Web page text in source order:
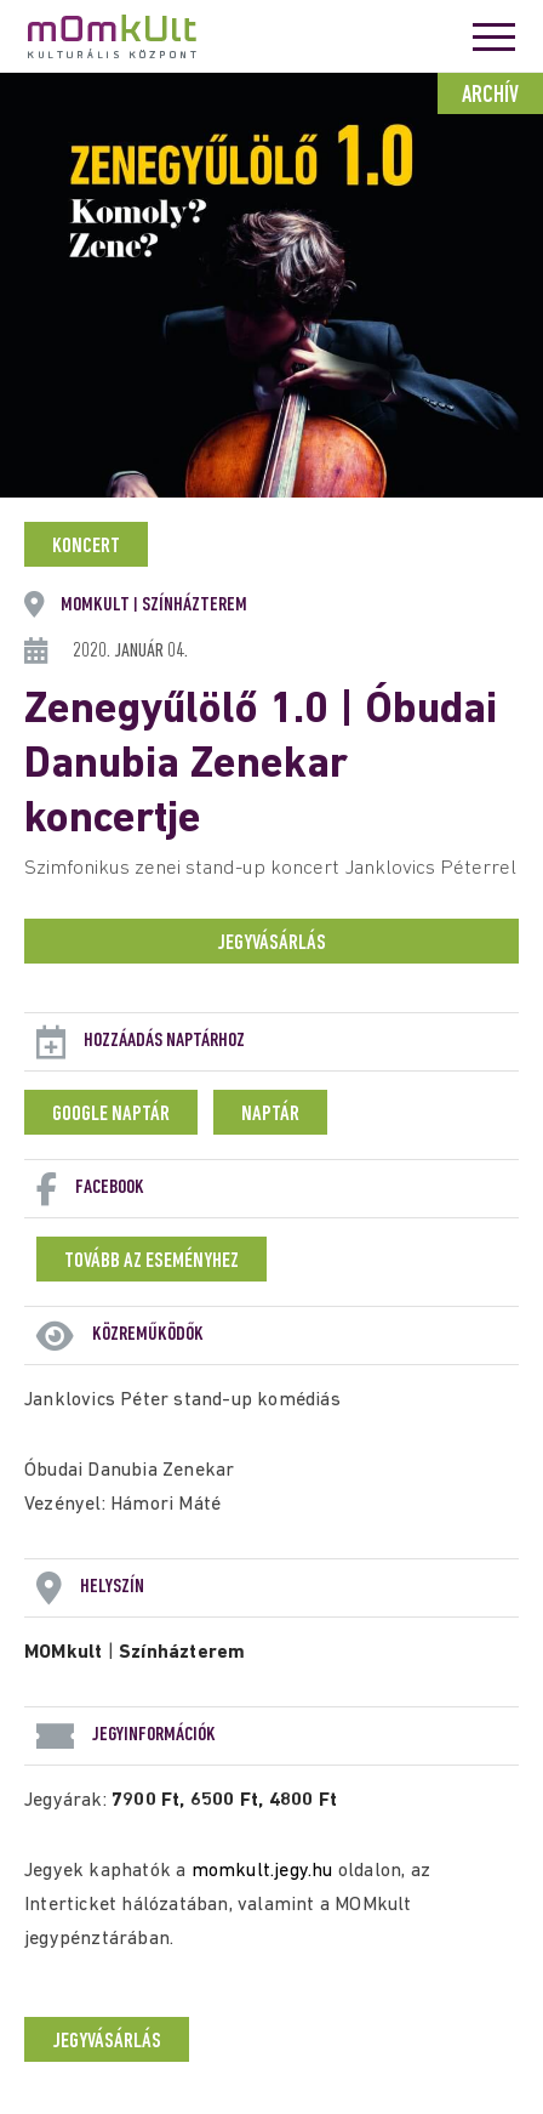
ARCHÍV
KONCERT
MOMKULT SZÍNHÁZTEREM
2020. JANUÁR 04.
Zenegyűlölő 1.0 | Óbudai
Danubia Zenekar
koncertje
Szimfonikus zenei stand-up koncert Janklovics Péterrel
JEGYVÁSÁRLÁS
HOZZÁADÁS NAPTÁRHOZ
GOOGLE NAPTÁR NAPTÁR
FACEBOOK
TOVÁBB AZ ESEMÉNYHEZ
KÖZREMŰKÖDŐK
Janklovics Péter stand-up komédiás
Óbudai Danubia Zenekar
Vezényel: Hámori Máté
HELYSZÍN
MOMkult |Színházterem
JEGYINFORMÁCIÓK
Jegyárak: 7900 Ft, 6500 Ft, 4800 Ft
Jegyek kaphatók a momkult.jegy.hu oldalon, az
Interticket hálózatában, valamint a MOMkult
jegypénztárában.
JEGYVÁSÁRLÁS